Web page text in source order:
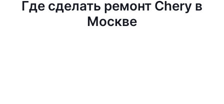
Где сделать ремонт Chery в
Москве